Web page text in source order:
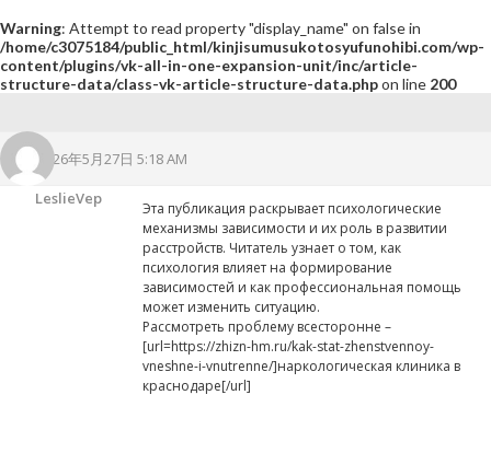
Warning: Attempt to read property "display_name" on false in
/home/c3075184/public_html/kinjisumusukotosyufunohibi.com/wp-
content/plugins/vk-all-in-one-expansion-unit/inc/article-
structure-data/class-vk-article-structure-data.phpon line 200
2026年5月27日 5:18 AM
LeslieVep
Эта публикация раскрывает психологические
механизмы зависимости и их роль в развитии
расстройств. Читатель узнает о том, как
психология влияет на формирование
зависимостей и как профессиональная помощь
может изменить ситуацию.
Рассмотреть проблему всесторонне –
[url=https://zhizn-hm.ru/kak-stat-zhenstvennoy-
vneshne-i-vnutrenne/]наркологическая клиника в
краснодаре[/url]